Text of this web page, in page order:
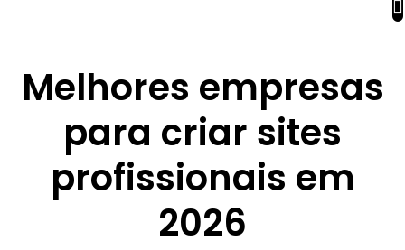
Melhores empresas
para criar sites
profissionais em
2026